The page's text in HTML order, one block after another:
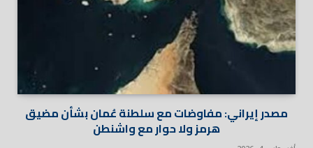
مصدر إيراني: مفاوضات مع سلطنة عُمان بشأن مضيق
هرمز ولا حوار مع واشنطن